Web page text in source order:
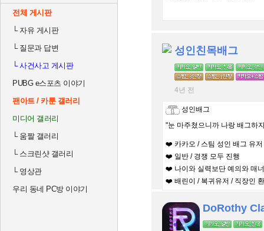
전체 게시판
└자유 게시판
└질문과 답변
└사건사고 게시판
PUBG e스포츠 이야기
팬아트 / 카툰 갤러리
미디어 갤러리
└움짤 갤러리
└스크린샷 갤러리
└영상관
우리 동네 PC방 이야기
성인친목배그
4년 전
성인배그
"눈 마주쳤으니까 나랑 배그하
❤️ 카카오 / 스팀 성인 배그 유저
❤️ 일반 / 경쟁 모두 진행
❤️ 나이와 실력보단 예의와 매너
❤️ 배린이 / 복귀유저 / 직장인
DoRothy